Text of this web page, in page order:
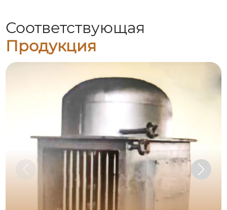
Соответствующая
Продукция